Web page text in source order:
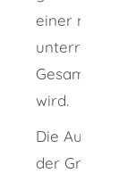
einer
wird.
Die
der